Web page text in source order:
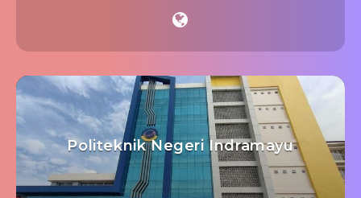
Politeknik Negeri Indramayu